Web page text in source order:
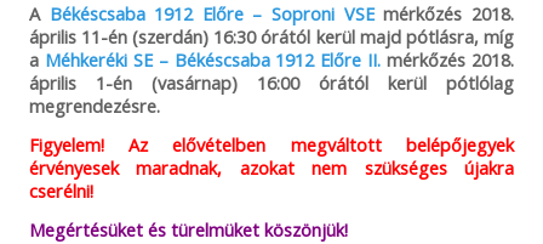
A Békéscsaba 1912 Előre – Soproni VSEmérkőzés 2018.
április 11-én (szerdán) 16:30 órától kerül majd pótlásra, míg
a Méhkeréki SE – Békéscsaba 1912 Előre II. mérkőzés 2018.
április 1-én (vasárnap) 16:00 órától kerül pótlólag
megrendezésre.
Figyelem! Az elővételben megváltott belépőjegyek
érvényesek maradnak, azokat nem szükséges újakra
cserélni!
Megértésüket és türelmüket köszönjük!